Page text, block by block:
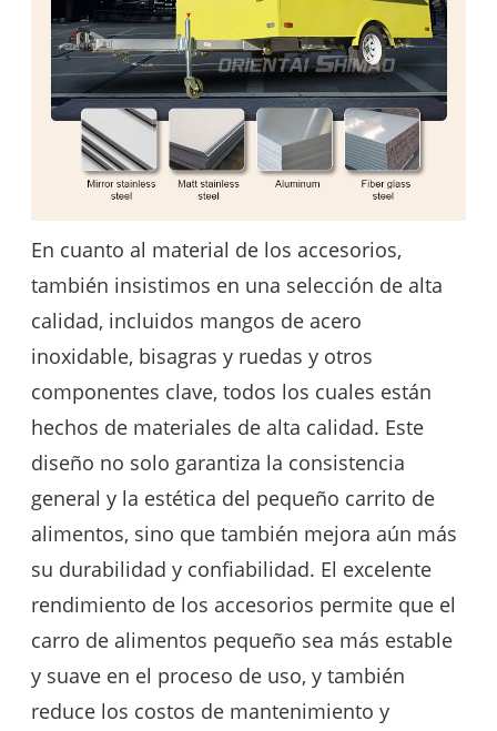
En cuanto al material de los accesorios,
también insistimos en una selección de alta
calidad, incluidos mangos de acero
inoxidable, bisagras y ruedas y otros
componentes clave, todos los cuales están
hechos de materiales de alta calidad. Este
diseño no solo garantiza la consistencia
general y la estética del pequeño carrito de
alimentos, sino que también mejora aún más
su durabilidad y confiabilidad. El excelente
rendimiento de los accesorios permite que el
carro de alimentos pequeño sea más estable
y suave en el proceso de uso, y también
reduce los costos de mantenimiento y